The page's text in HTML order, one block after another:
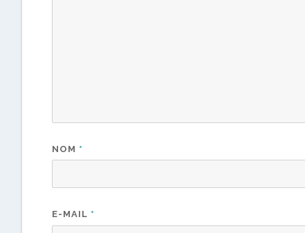
NOM *
E-MAIL *